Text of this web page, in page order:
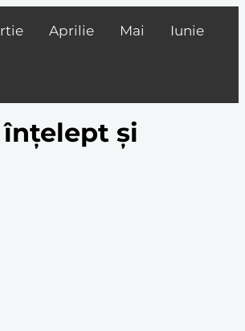
Aprilie Mai Iunie
înțelept și